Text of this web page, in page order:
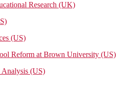
Research (UK)
(US)
Reform at Brown University (US)
Analysis (US)